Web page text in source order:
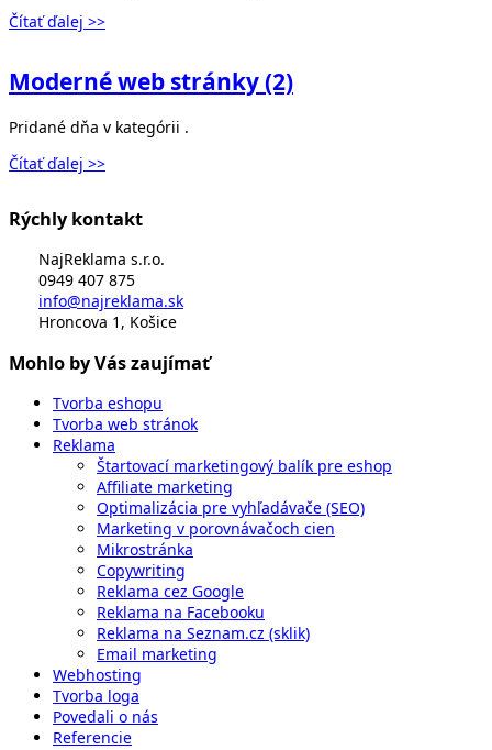
Čítať ďalej >>
Moderné web stránky (2)
Pridané dňa v kategórii .
Čítať ďalej >>
Rýchly kontakt
NajReklama s.r.o.
0949 407 875
info@najreklama.sk
Hroncova 1, Košice
Mohlo by Vás zaujímať
Tvorba eshopu
Tvorba web stránok
Reklama
Štartovací marketingový balík pre eshop
Affiliate marketing
Optimalizácia pre vyhľadávače (SEO)
Marketing v porovnávačoch cien
Mikrostránka
Copywriting
Reklama cez Google
Reklama na Facebooku
Reklama na Seznam.cz (sklik)
Email marketing
Webhosting
Tvorba loga
Povedali o nás
Referencie